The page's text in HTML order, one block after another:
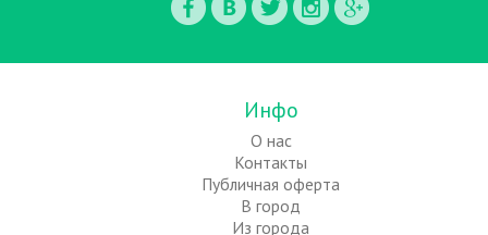
Инфо
О нас
Контакты
Публичная оферта
В город
Из города